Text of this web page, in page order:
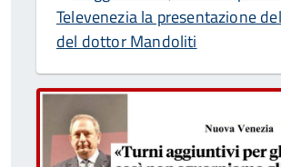
Televenezia la presentazione
del dottor Mandoliti